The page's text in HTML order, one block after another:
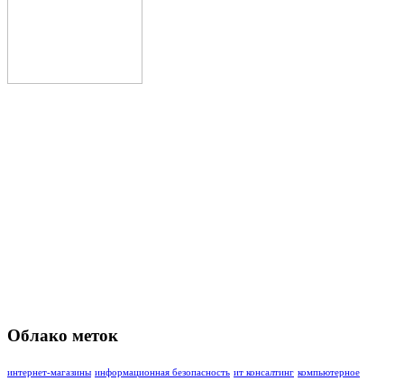
Облако меток
интернет-магазины информационная безопасность ит консалтинг компьютерное